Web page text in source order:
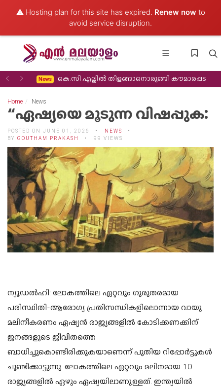
⚠️ Hosting plan for this site has expired. Renew now to
avoid service disruption.
Previous
Next
തിരിച്ചുവരവ് News കെ.സി.എല്ലിൽ തിളങ്ങാനൊരുങ്ങി കൗമാരപ്പട
Home News
“ഏഷ്യയെ മൂടുന്ന വിഷപ്പുക:
POSTED ON JUNE 01, 2026
NEWS
BY GOUTHAM PRAKASH 99 VIEWS
ന്യൂഡൽഹി: ലോകത്തിലെ ഏറ്റവും ഗുരുതരമായ
പരിസ്ഥിതി-ആരോഗ്യ പ്രതിസന്ധികളിലൊന്നായ വായു
മലിനീകരണം ഏഷ്യൻ രാജ്യങ്ങളിൽ കോടിക്കണക്കിന്
ജനങ്ങളുടെ ജീവിതത്തെ
ബാധിച്ചുകൊണ്ടിരിക്കുകയാണെന്ന് പുതിയ റിപ്പോർട്ടുകൾ
ചൂണ്ടിക്കാട്ടുന്നു. ലോകത്തിലെ ഏറ്റവും മലിനമായ 10
രാജ്യങ്ങളിൽ ഏഴും ഏഷ്യയിലാണുള്ളത്. ഇന്ത്യയിൽ